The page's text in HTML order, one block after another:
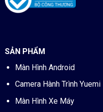
SẢN PHẨM
Màn Hình Android
Camera Hành Trình Yuemi
Màn Hình Xe Máy